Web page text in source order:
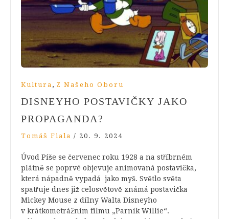
Kultura , Z Našeho Oboru
DISNEYHO POSTAVIČKY JAKO
PROPAGANDA?
Tomáš Fiala / 20. 9. 2024
Úvod Píše se červenec roku 1928 a na stříbrném
plátně se poprvé objevuje animovaná postavička,
která nápadně vypadá jako myš. Světlo světa
spatřuje dnes již celosvětově známá postavička
Mickey Mouse z dílny Walta Disneyho
v krátkometrážním filmu „Parník Willie“.